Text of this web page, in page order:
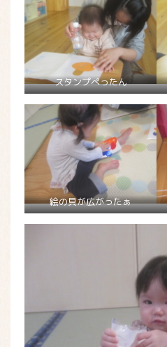
スタンプぺったん
絵の具が広がったぁ